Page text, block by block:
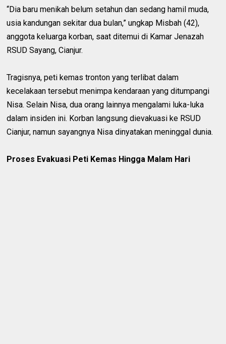
“Dia baru menikah belum setahun dan sedang hamil muda,
usia kandungan sekitar dua bulan,” ungkap Misbah (42),
anggota keluarga korban, saat ditemui di Kamar Jenazah
RSUD Sayang, Cianjur.
Tragisnya, peti kemas tronton yang terlibat dalam
kecelakaan tersebut menimpa kendaraan yang ditumpangi
Nisa. Selain Nisa, dua orang lainnya mengalami luka-luka
dalam insiden ini. Korban langsung dievakuasi ke RSUD
Cianjur, namun sayangnya Nisa dinyatakan meninggal dunia.
Proses Evakuasi Peti Kemas Hingga Malam Hari